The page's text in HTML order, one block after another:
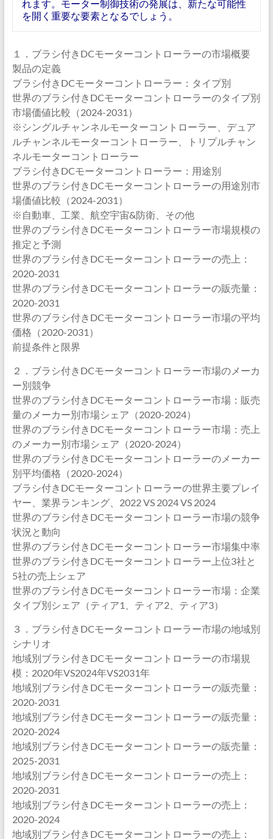
れます。モーター制御技術の発展は、新たな可能性
を開く重要な要素となるでしょう。
１．ブラシ付きDCモーターコントローラーの市場概要
製品の定義
ブラシ付きDCモーターコントローラー：タイプ別
世界のブラシ付きDCモーターコントローラーのタイプ別
市場価値比較（2024-2031）
※シングルチャンネルモーターコントローラー、デュア
ルチャンネルモーターコントローラー、トリプルチャン
ネルモーターコントローラー
ブラシ付きDCモーターコントローラー：用途別
世界のブラシ付きDCモーターコントローラーの用途別市
場価値比較（2024-2031）
※自動車、工業、航空宇宙&防衛、その他
世界のブラシ付きDCモーターコントローラー市場規模の
推定と予測
世界のブラシ付きDCモーターコントローラーの売上：
2020-2031
世界のブラシ付きDCモーターコントローラーの販売量：
2020-2031
世界のブラシ付きDCモーターコントローラー市場の平均
価格（2020-2031）
前提条件と限界
２．ブラシ付きDCモーターコントローラー市場のメーカ
ー別競争
世界のブラシ付きDCモーターコントローラー市場：販売
量のメーカー別市場シェア（2020-2024）
世界のブラシ付きDCモーターコントローラー市場：売上
のメーカー別市場シェア（2020-2024）
世界のブラシ付きDCモーターコントローラーのメーカー
別平均価格（2020-2024）
ブラシ付きDCモーターコントローラーの世界主要プレイ
ヤー、業界ランキング、2022 VS 2024 VS 2024
世界のブラシ付きDCモーターコントローラー市場の競争
状況と動向
世界のブラシ付きDCモーターコントローラー市場集中率
世界のブラシ付きDCモーターコントローラー上位3社と
5社の売上シェア
世界のブラシ付きDCモーターコントローラー市場：企業
タイプ別シェア（ティア1、ティア2、ティア3）
３．ブラシ付きDCモーターコントローラー市場の地域別
シナリオ
地域別ブラシ付きDCモーターコントローラーの市場規
模：2020年VS2024年VS2031年
地域別ブラシ付きDCモーターコントローラーの販売量：
2020-2031
地域別ブラシ付きDCモーターコントローラーの販売量：
2020-2024
地域別ブラシ付きDCモーターコントローラーの販売量：
2025-2031
地域別ブラシ付きDCモーターコントローラーの売上：
2020-2031
地域別ブラシ付きDCモーターコントローラーの売上：
2020-2024
地域別ブラシ付きDCモーターコントローラーの売上：